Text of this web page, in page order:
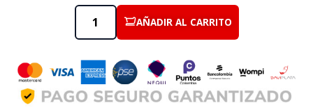
AÑADIR AL CARRITO